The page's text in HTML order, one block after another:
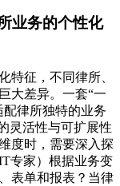
业务的个性化
特征，不同律所、
大差异。一套“一
配律所独特的业务
灵活性与可扩展性
度时，需要深入探
专家）根据业务变
表单和报表？当律